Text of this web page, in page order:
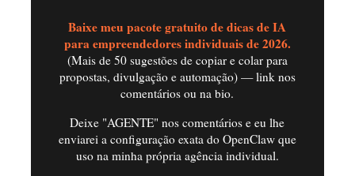
Baixe meu pacote gratuito de dicas de IA
para empreendedores individuais de 2026.
(Mais de 50 sugestões de copiar e colar para
propostas, divulgação e automação) — link nos
comentários ou na bio.
Deixe "AGENTE" nos comentários e eu lhe
enviarei a configuração exata do OpenClaw que
uso na minha própria agência individual.